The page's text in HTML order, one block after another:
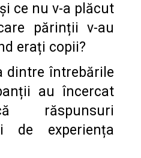
ce nu v-a plăcut
părinții v-au
erați copii?
dintre întrebările
au încercat
răspunsuri
de experiența